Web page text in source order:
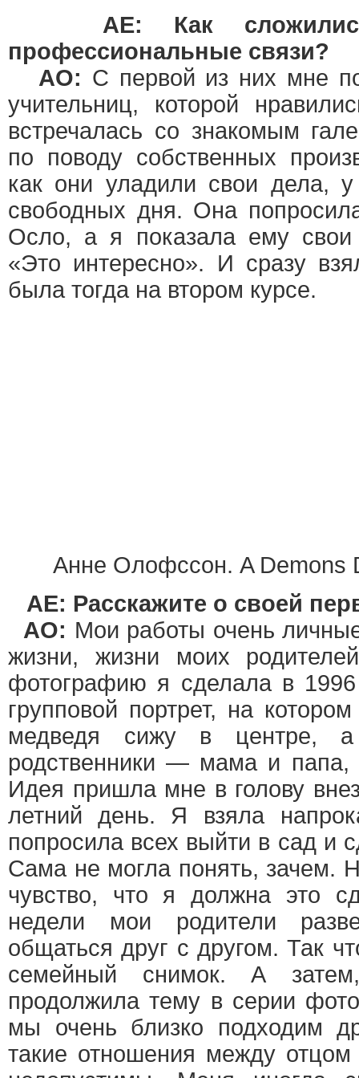
AE: Как
профессиональные связи?
АО: С первой из них мне
учительниц, которой
встречалась со знакомым
по поводу собственных
как они уладили свои дела,
свободных дня. Она
Осло, а я показала ему
«Это интересно». И сразу
была тогда на втором курсе.
Анне Олофссон. A Demons
AE: Расскажите о своей
АО: Мои работы очень
жизни, жизни моих
фотографию я сделала в
групповой портрет, на
медведя сижу в центре,
родственники — мама и
Идея пришла мне в голову
летний день. Я взяла
попросила всех выйти в сад и
Сама не могла понять, зачем.
чувство, что я должна это
недели мои родители
общаться друг с другом. Так
семейный снимок. А
продолжила тему в серии
мы очень близко подходим
такие отношения между